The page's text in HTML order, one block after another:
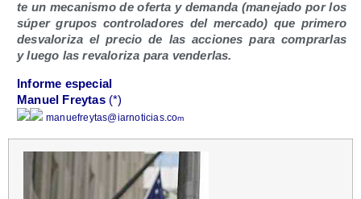
te un meca­nis­mo de ofer­ta y deman­da (mane­ja­do por los
súper gru­pos con­tro­la­do­res del mer­ca­do) que pri­me­ro
des­va­lo­ri­za el pre­cio de las accio­nes para com­prar­las
y lue­go las reva­lo­ri­za para venderlas.
Infor­me especial
Manuel Frey­tas(*)
manuefreytas@​iarnoticias.​com